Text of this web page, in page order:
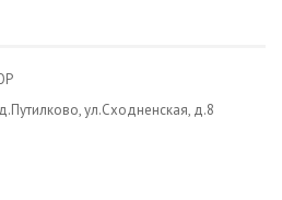
ул.Сходненская, д.8